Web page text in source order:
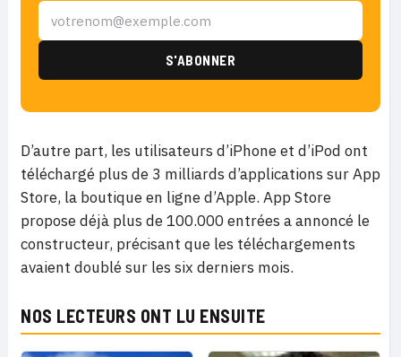
D’autre part, les utilisateurs d’iPhone et d’iPod ont
téléchargé plus de 3 milliards d’applications sur App
Store, la boutique en ligne d’Apple. App Store
propose déjà plus de 100.000 entrées a annoncé le
constructeur, précisant que les téléchargements
avaient doublé sur les six derniers mois.
NOS LECTEURS ONT LU ENSUITE